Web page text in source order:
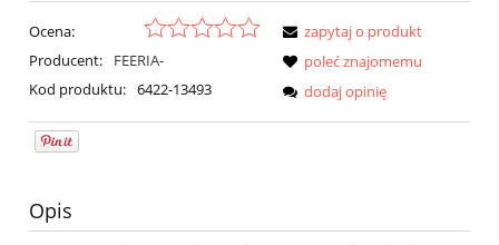
Ocena:
Producent:
FEERIA-
Kod produktu: 6422-13493
zapytaj o produkt
poleć znajomemu
dodaj opinię
Opis